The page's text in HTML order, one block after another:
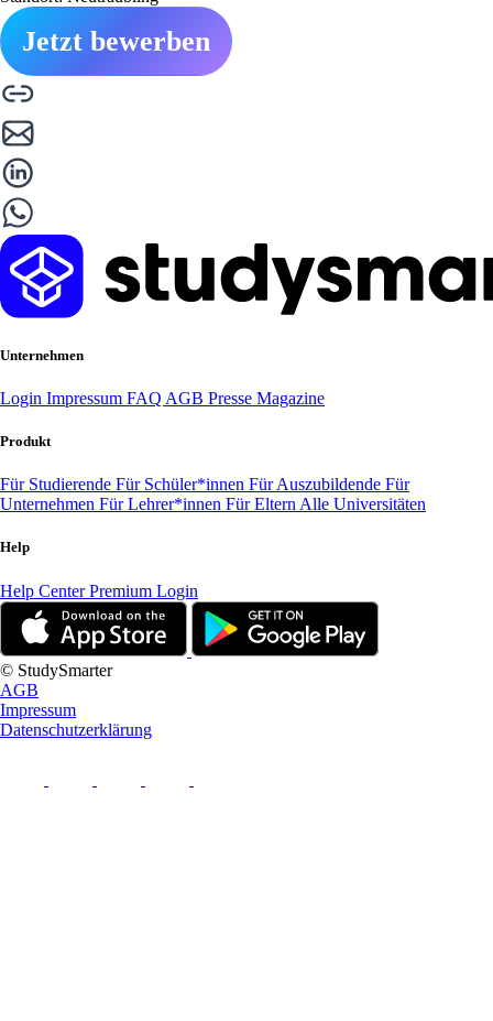
Jetzt bewerben
Unternehmen
Login Impressum FAQ AGB Presse Magazine
Produkt
Für Studierende Für Schüler*innen Für Auszubildende Für
Unternehmen Für Lehrer*innen Für Eltern Alle Universitäten
Help
Help CenterPremium Login
© StudySmarter
AGB
Impressum
Datenschutzerklärung